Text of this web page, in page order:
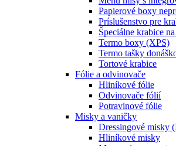
Papierové boxy
Príslušenstvo pre
Špeciálne krabice
Termo boxy (XPS)
Termo tašky
Tortové krabice
Fólie a odvinovače
Hliníkové fólie
Odvinovače fólií
Potravinové fólie
Misky a vaničky
Dressingové misky
Hliníkové misky